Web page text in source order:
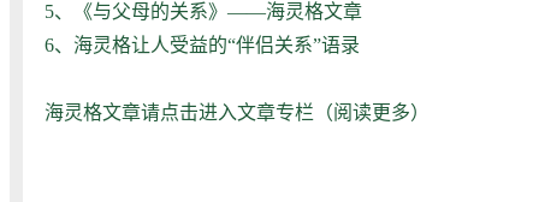
5、
《与父母的关系》——海灵格文章
6、 海灵格让人受益的“伴侣关系”语录
海灵格文章请点击进入文章专栏（阅读更多）